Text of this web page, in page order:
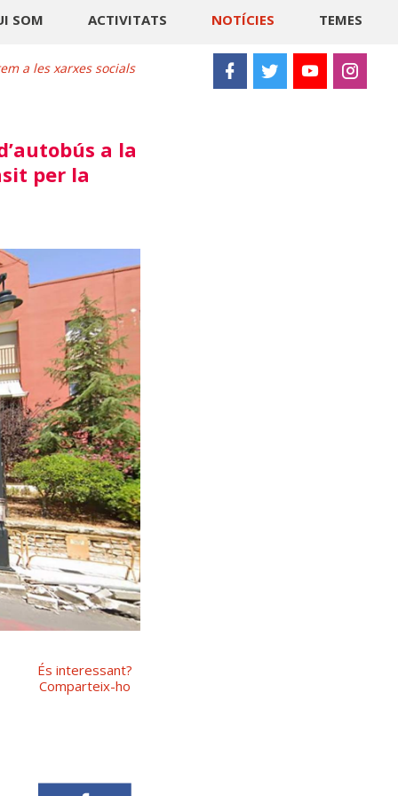
SOM ACTIVITATS NOTÍCIES TEMES
a les xarxes socials
a la
per la
És interessant?
Comparteix-ho